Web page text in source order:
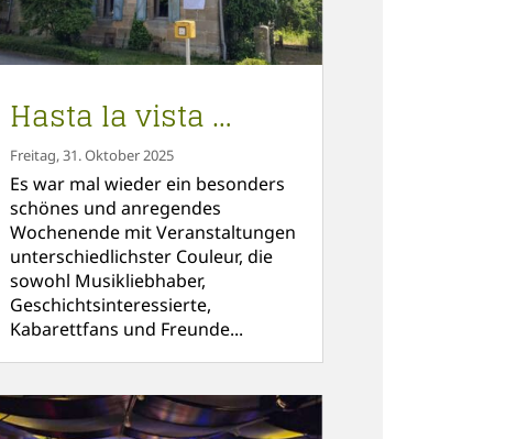
Hasta la vista …
Freitag, 31. Oktober 2025
Es war mal wieder ein besonders
schönes und anregendes
Wochenende mit Veranstaltungen
unterschiedlichster Couleur, die
sowohl Musikliebhaber,
Geschichtsinteressierte,
Kabarettfans und Freunde...